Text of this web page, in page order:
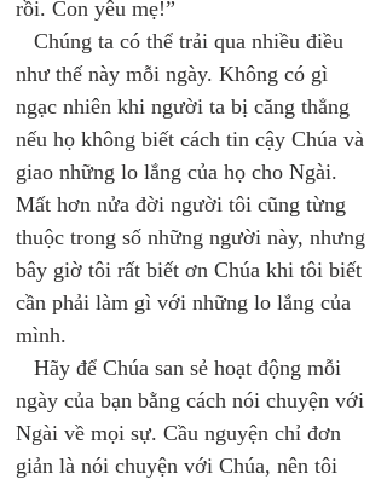
rồi. Con yêu mẹ!”
Chúng ta có thể trải qua nhiều điều
như thế này mỗi ngày. Không có gì
ngạc nhiên khi người ta bị căng thẳng
nếu họ không biết cách tin cậy Chúa và
giao những lo lắng của họ cho Ngài.
Mất hơn nửa đời người tôi cũng từng
thuộc trong số những người này, nhưng
bây giờ tôi rất biết ơn Chúa khi tôi biết
cần phải làm gì với những lo lắng của
mình.
Hãy để Chúa san sẻ hoạt động mỗi
ngày của bạn bằng cách nói chuyện với
Ngài về mọi sự. Cầu nguyện chỉ đơn
giản là nói chuyện với Chúa, nên tôi